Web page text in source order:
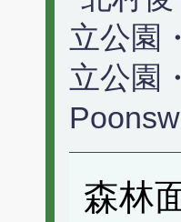
立公園
立公園
森林